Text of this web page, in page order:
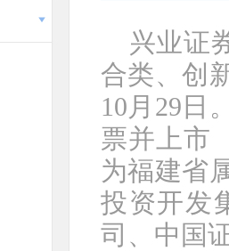
兴业证
合类、创
10月29日
票并上市
为福建省
投资开发
司、中国